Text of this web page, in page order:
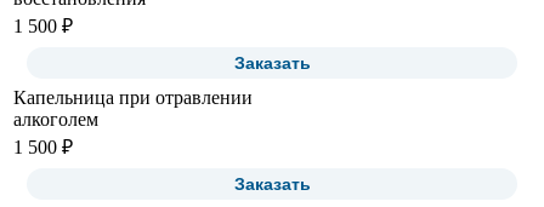
1 500 ₽
Заказать
Капельница при отравлении
алкоголем
1 500 ₽
Заказать